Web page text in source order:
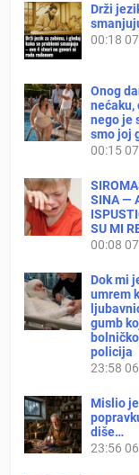
Drži
00:18
Onog
nećaku,
nego je
smo joj
00:15
SINA —
SU MI
00:08
Dok mi
umrem
gumb
policija
23:58
Mislio
diše…
23:56